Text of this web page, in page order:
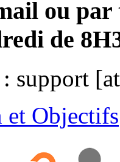
ou par
de
: support
et Objectifs